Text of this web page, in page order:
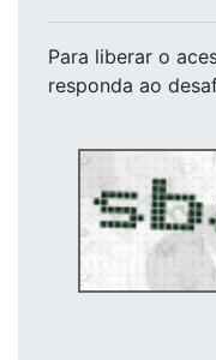
Para liberar o
responda ao